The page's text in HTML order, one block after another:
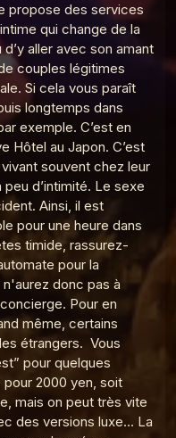
c'est tromper ?
propose des services
qui change de la
aller avec son amant
couples légitimes
Si cela vous paraît
longtemps dans
exemple. C’est en
Hôtel au Japon. C’est
souvent chez leur
d’intimité. Le sexe
Ainsi, il est
pour une heure dans
timide, rassurez-
pour la
donc pas à
Pour en
même, certains
étrangers. Vous
pour quelques
pour 2000 yen, soit
mais on peut très vite
des versions luxe… La